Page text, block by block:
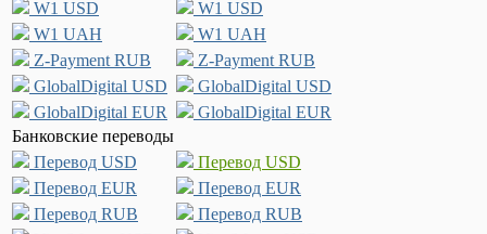
W1 USD
W1 USD
W1 UAH
W1 UAH
Z-Payment RUB
Z-Payment RUB
GlobalDigital USD
GlobalDigital USD
GlobalDigital EUR
GlobalDigital EUR
Банковские переводы
Перевод USD
Перевод USD
Перевод EUR
Перевод EUR
Перевод RUB
Перевод RUB